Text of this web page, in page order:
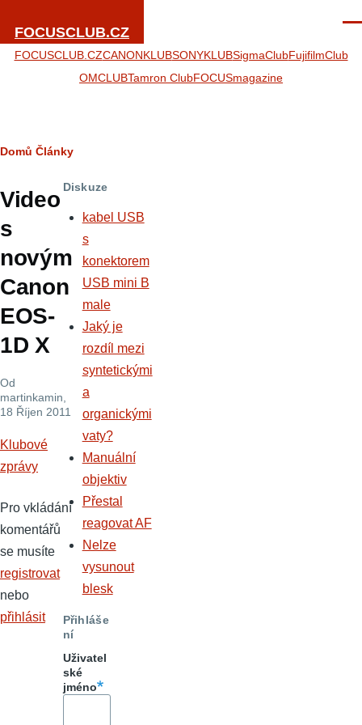
FOCUSCLUB.CZ
FOCUSCLUB.CZCANONKLUBSONYKLUBSigmaClubFujifilmClub
OMCLUBTamron ClubFOCUSmagazine
Drobečková
navigace
Domů Články
Video
s
novým
Canon
EOS-
1D X
Od
martinkamin
18 Říjen 2011
Klubové
zprávy
Pro vkládání
komentářů
se musíte
registrovat
nebo
přihlásit
Diskuze
kabel USB
s
konektorem
USB mini B
male
Jaký je
rozdíl mezi
syntetickými
a
organickými
vaty?
Manuální
objektiv
Přestal
reagovat AF
Nelze
vysunout
blesk
Přihláše
ní
Uživatel
ské
jméno